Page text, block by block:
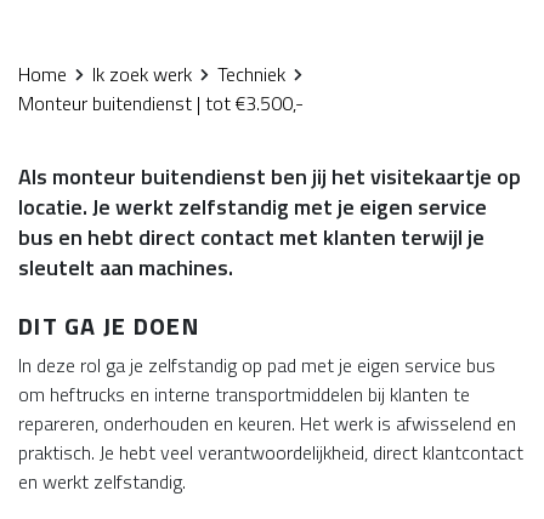
Home Ik zoek werk
Techniek
Monteur buitendienst | tot €3.500,-
Als monteur buitendienst ben jij het visitekaartje op
locatie. Je werkt zelfstandig met je eigen service
bus en hebt direct contact met klanten terwijl je
sleutelt aan machines.
DIT GA JE DOEN
In deze rol ga je zelfstandig op pad met je eigen service bus
om heftrucks en interne transportmiddelen bij klanten te
repareren, onderhouden en keuren. Het werk is afwisselend en
praktisch. Je hebt veel verantwoordelijkheid, direct klantcontact
en werkt zelfstandig.